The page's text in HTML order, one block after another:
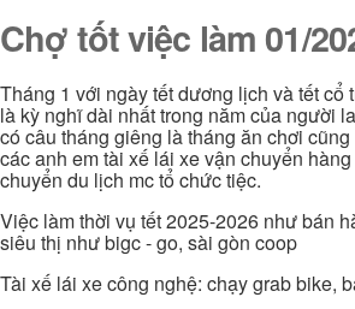
Chợ tốt việc làm 01/
Tháng 1 với ngày tết dương lịch và tết cổ
là kỳ nghĩ dài nhất trong năm của người
có câu tháng giêng là tháng ăn chơi
các anh em tài xế lái xe vận chuyển
chuyển du lịch mc tổ chức tiệc.
Việc làm thời vụ tết 2025-2026 như bán
siêu thị như bigc - go, sài gòn coop
Tài xế lái xe công nghệ: chạy grab bike,